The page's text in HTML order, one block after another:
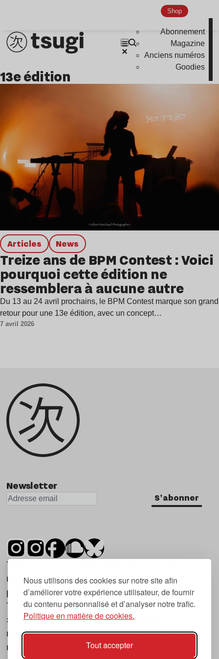
Nous utilisons des cookies sur notre site afin
d’améliorer votre expérience utilisateur, de fournir
du contenu personnalisé et d’analyser notre trafic.
Politique en matière de cookies.
Tout accepter
Shop
Abonnement
Magazine
Anciens numéros
Goodies
13e édition
Articles news
Treize ans de BPM Contest : Voici
pourquoi cette édition ne
ressemblera à aucune autre
Du 13 au 24 avril prochains, le BPM Contest marque son grand
retour pour une 13e édition, avec un concept…
7 avril 2026
Newsletter
S'abonner
Tsugi est un mensuel indépendant sur la
musique et les nouvelles tendances, dont la
première parution date de 2007.
Tsugi en japonais signifie « prochain », « suivant
», ce qui correspond à la thématique du
magazine, à l’affût des nouvelles tendances
musicales, qu’elles viennent de la musique